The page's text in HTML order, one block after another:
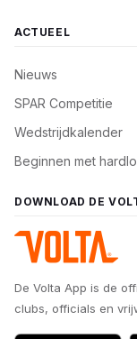
ACTUEEL
Nieuws
SPAR Competitie
Wedstrijdkalender
Beginnen met
DOWNLOAD DE
De Volta App is de
clubs, officials en